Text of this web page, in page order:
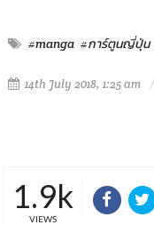
#manga #การ์ตูนญี่ปุ่น
14th July 2018, 1:25 am
1.9k
VIEWS